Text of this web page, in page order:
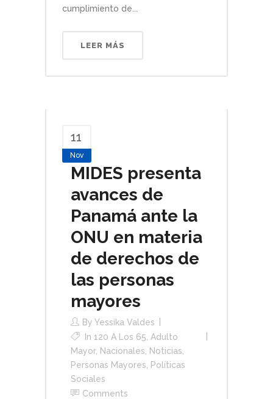
cumplimiento de...
LEER MÁS
11
Nov
MIDES presenta
avances de
Panamá ante la
ONU en materia
de derechos de
las personas
mayores
By Yessika Valdes
In 120 A Los 65 Adulto
Mayor, Nacionales Noticias
Personas Mayores
Políticas
Sociales
Comments